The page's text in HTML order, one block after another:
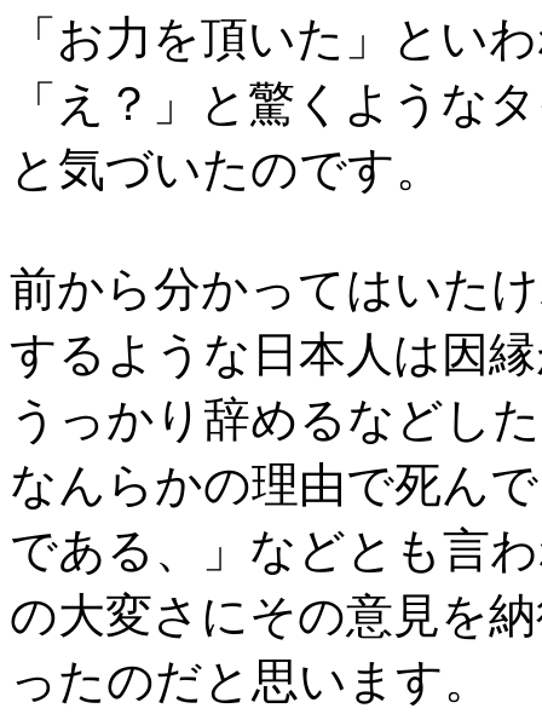
「お力を頂いた」とい
「え？」と驚くような
と気づいたのです。
前から分かってはいた
するような日本人は因
うっかり辞めるなどし
なんらかの理由で死ん
である、」などとも言
の大変さにその意見を
ったのだと思います。